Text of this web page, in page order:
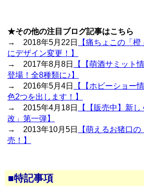
★その他の注目ブログ記事はこちら
→ 2018年5月22日
【痛ちょこの「
にデザイン変更！】
→ 2017年8月8日
【【萌酒サミット
登場！全8種類に♪】
→ 2016年5月4日
【【ホビーショー
色2つを出します！】
→ 2015年4月18日
【【販売中】新
改」第一弾】
→ 2013年10月5日
【萌えるお猪口
売！】
■特記事項